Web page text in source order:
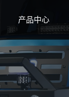
产品中心